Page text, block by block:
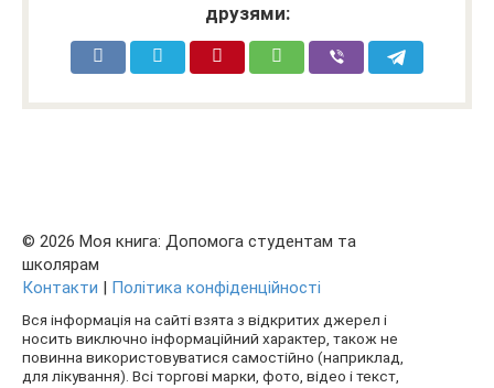
друзями:
© 2026 Моя книга: Допомога студентам та
школярам
Контакти | Політика конфіденційності
Вся інформація на сайті взята з відкритих джерел і
носить виключно інформаційний характер, також не
повинна використовуватися самостійно (наприклад,
для лікування). Всі торгові марки, фото, відео і текст,